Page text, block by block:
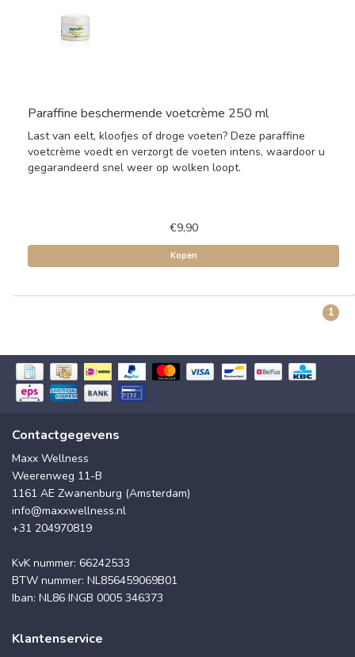
Paraffine beschermende voetcrème 250 ml
Last van eelt, kloofjes of droge voeten? Deze paraffine
voetcrème voedt en verzorgt de voeten intens, waardoor u
gegarandeerd snel weer op wolken loopt.
€9,90
Kopen
1
Contactgegevens
Maxx Wellness
Weerenweg 11-B
1161 AE Zwanenburg (Amsterdam)
info@maxxwellness.nl
+31 204970819
KvK nummer: 66242533
BTW nummer: NL856459069B01
Iban: NL86 INGB 0005 346373
Klantenservice